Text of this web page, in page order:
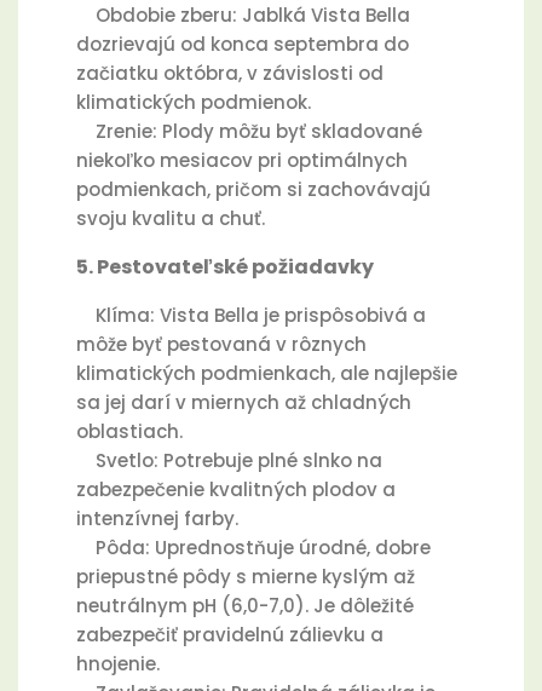
Obdobie zberu: Jablká Vista Bella
dozrievajú od konca septembra do
začiatku októbra, v závislosti od
klimatických podmienok.
Zrenie: Plody môžu byť skladované
niekoľko mesiacov pri optimálnych
podmienkach, pričom si zachovávajú
svoju kvalitu a chuť.
5. Pestovateľské požiadavky
Klíma: Vista Bella je prispôsobivá a
môže byť pestovaná v rôznych
klimatických podmienkach, ale najlepšie
sa jej darí v miernych až chladných
oblastiach.
Svetlo: Potrebuje plné slnko na
zabezpečenie kvalitných plodov a
intenzívnej farby.
Pôda: Uprednostňuje úrodné, dobre
priepustné pôdy s mierne kyslým až
neutrálnym pH (6,0-7,0). Je dôležité
zabezpečiť pravidelnú zálievku a
hnojenie.